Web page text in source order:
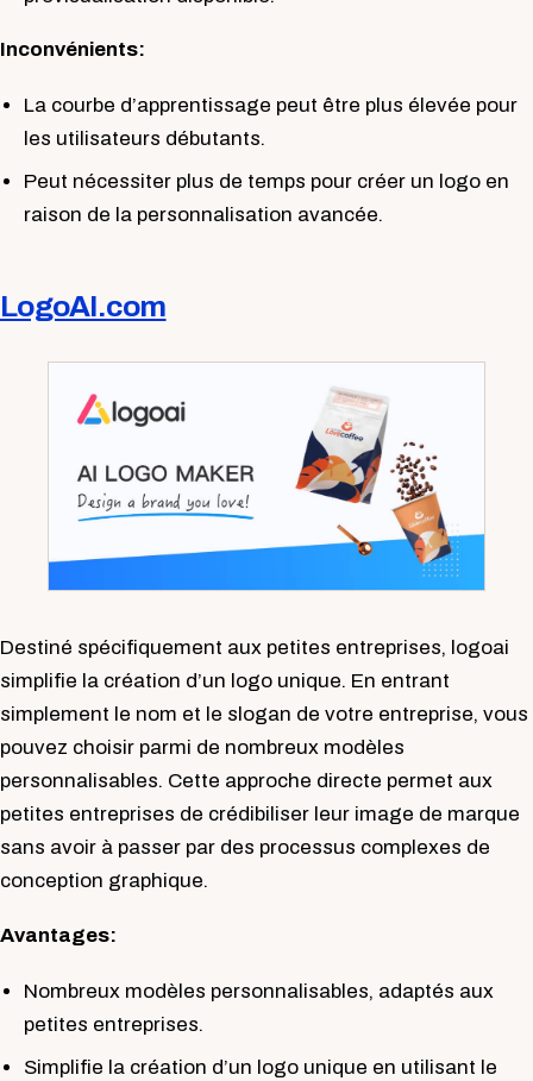
Inconvénients:
La courbe d’apprentissage peut être plus élevée pour
les utilisateurs débutants.
Peut nécessiter plus de temps pour créer un logo en
raison de la personnalisation avancée.
LogoAI.com
Destiné spécifiquement aux petites entreprises, logoai
simplifie la création d’un logo unique. En entrant
simplement le nom et le slogan de votre entreprise, vous
pouvez choisir parmi de nombreux modèles
personnalisables. Cette approche directe permet aux
petites entreprises de crédibiliser leur image de marque
sans avoir à passer par des processus complexes de
conception graphique.
Avantages:
Nombreux modèles personnalisables, adaptés aux
petites entreprises.
Simplifie la création d’un logo unique en utilisant le